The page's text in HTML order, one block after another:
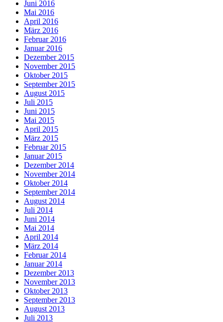
Juni 2016
Mai 2016
April 2016
März 2016
Februar 2016
Januar 2016
Dezember 2015
November 2015
Oktober 2015
September 2015
August 2015
Juli 2015
Juni 2015
Mai 2015
April 2015
März 2015
Februar 2015
Januar 2015
Dezember 2014
November 2014
Oktober 2014
September 2014
August 2014
Juli 2014
Juni 2014
Mai 2014
April 2014
März 2014
Februar 2014
Januar 2014
Dezember 2013
November 2013
Oktober 2013
September 2013
August 2013
Juli 2013